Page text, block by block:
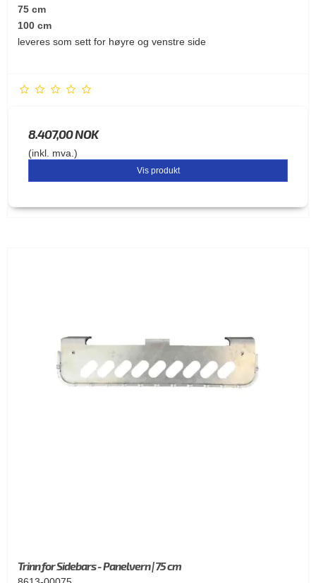
75 cm
100 cm
leveres som sett for høyre og venstre side
8.407,00 NOK
(inkl. mva.)
Vis produkt
Trinn for Sidebars - Panelvern | 75 cm